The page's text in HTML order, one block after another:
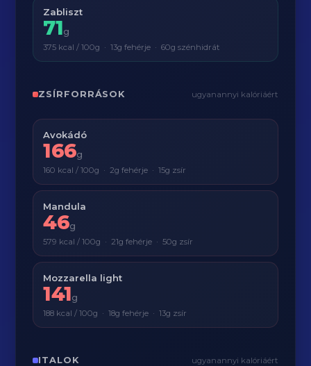
Zabliszt
71g
375 kcal / 100g · 13g fehérje · 60g szénhidrát
ZSÍRFORRÁSOK ugyanannyi kalóriáért
Avokádó
166g
160 kcal / 100g · 2g fehérje · 15g zsír
Mandula
46g
579 kcal / 100g · 21g fehérje · 50g zsír
Mozzarella light
141g
188 kcal / 100g · 18g fehérje · 13g zsír
ITALOK ugyanannyi kalóriáért